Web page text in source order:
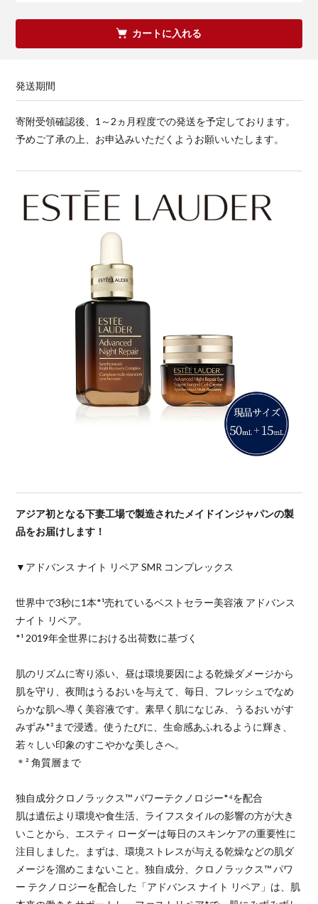
カートに入れる
発送期間
寄附受領確認後、1～2ヵ月程度での発送を予定しております。
予めご了承の上、お申込みいただくようお願いいたします。
アジア初となる下妻工場で製造されたメイドインジャパンの製
品をお届けします！
▼アドバンス ナイト リペア SMR コンプレックス
世界中で3秒に1本*¹売れているベストセラー美容液 アドバンス
ナイト リペア。
*¹ 2019年全世界における出荷数に基づく
肌のリズムに寄り添い、昼は環境要因による乾燥ダメージから
肌を守り、夜間はうるおいを与えて、毎日、フレッシュでなめ
らかな肌へ導く美容液です。素早く肌になじみ、うるおいがす
みずみ*²まで浸透。使うたびに、生命感あふれるように輝き、
若々しい印象のすこやかな美しさへ。
＊² 角質層まで
独自成分クロノラックス™ パワーテクノロジー*⁴を配合
肌は遺伝より環境や食生活、ライフスタイルの影響の方が大き
いことから、エスティ ローダーは毎日のスキンケアの重要性に
注目しました。まずは、環境ストレスが与える乾燥などの肌ダ
メージを溜めこまないこと。独自成分、クロノラックス™ パワ
ー テクノロジーを配合した「アドバンス ナイト リペア」は、肌